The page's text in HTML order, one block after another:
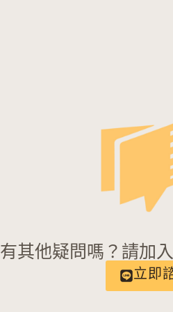
其他疑問嗎？請加
立即